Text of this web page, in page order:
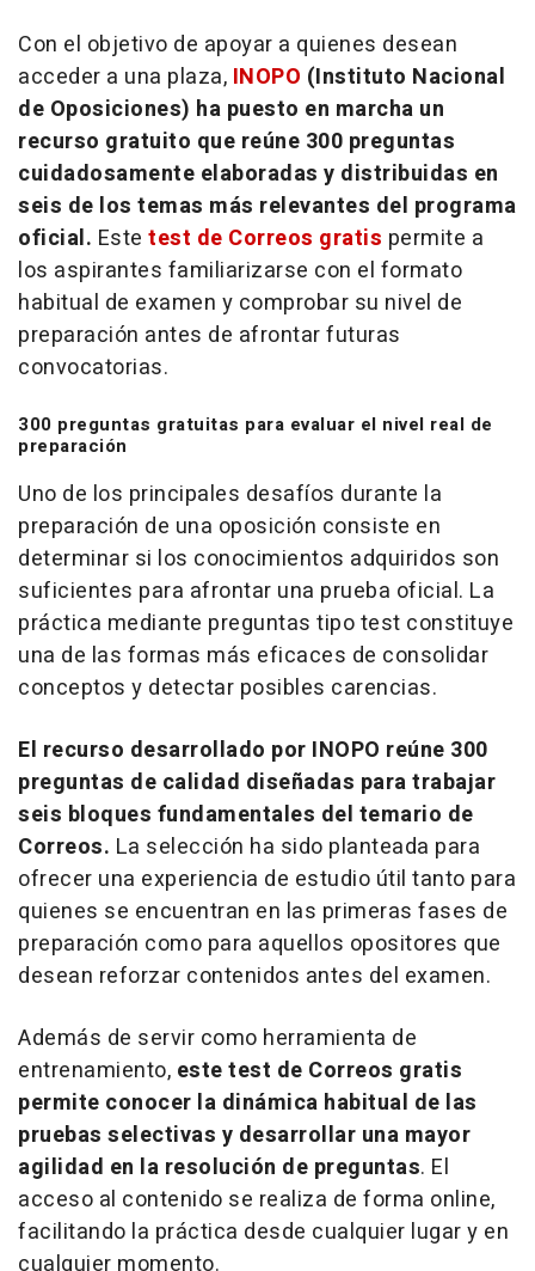
Con el objetivo de apoyar a quienes desean
acceder a una plaza, INOPO (Instituto Nacional
de Oposiciones) ha puesto en marcha un
recurso gratuito que reúne 300 preguntas
cuidadosamente elaboradas y distribuidas en
seis de los temas más relevantes del programa
oficial. Este test de Correos gratis permite a
los aspirantes familiarizarse con el formato
habitual de examen y comprobar su nivel de
preparación antes de afrontar futuras
convocatorias.
300 preguntas gratuitas para evaluar el nivel real de
preparación
Uno de los principales desafíos durante la
preparación de una oposición consiste en
determinar si los conocimientos adquiridos son
suficientes para afrontar una prueba oficial. La
práctica mediante preguntas tipotest constituye
una de las formas más eficaces de consolidar
conceptos y detectar posibles carencias.
El recurso desarrollado por INOPO reúne 300
preguntas de calidad diseñadas para trabajar
seis bloques fundamentales del temario de
Correos. La selección ha sido planteada para
ofrecer una experiencia de estudio útil tanto para
quienes se encuentran en las primeras fases de
preparación como para aquellos opositores que
desean reforzar contenidos antes del examen.
Además de servir como herramienta de
entrenamiento, estetest de Correos gratis
permite conocer la dinámica habitual de las
pruebas selectivas y desarrollar una mayor
agilidad en la resolución de preguntas. El
acceso al contenido se realiza de forma online,
facilitando la práctica desde cualquier lugar y en
cualquier momento.